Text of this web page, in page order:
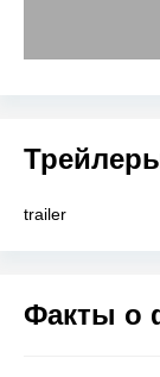
trailer
Факты о